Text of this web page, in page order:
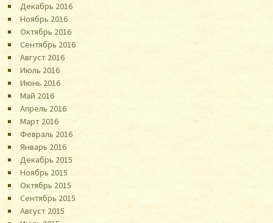
Декабрь 2016
Ноябрь 2016
Октябрь 2016
Сентябрь 2016
Август 2016
Июль 2016
Июнь 2016
Май 2016
Апрель 2016
Март 2016
Февраль 2016
Январь 2016
Декабрь 2015
Ноябрь 2015
Октябрь 2015
Сентябрь 2015
Август 2015